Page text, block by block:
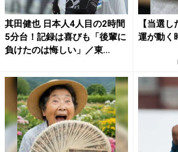
其田健也 日本人4人目の2時間
5分台！記録は喜びも「後輩に
負けたのは悔しい」／東...
【当選
運が動く